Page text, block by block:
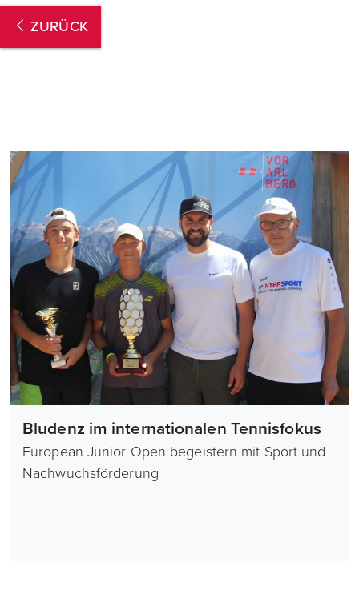
ZURÜCK
Bludenz im internationalen Tennisfokus
European Junior Open begeistern mit Sport und
Nachwuchsförderung